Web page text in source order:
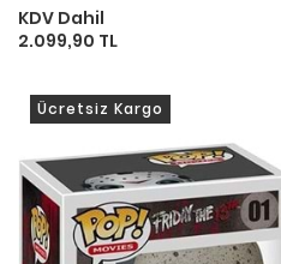
KDV Dahil
2.099,90 TL
Ücretsiz Kargo